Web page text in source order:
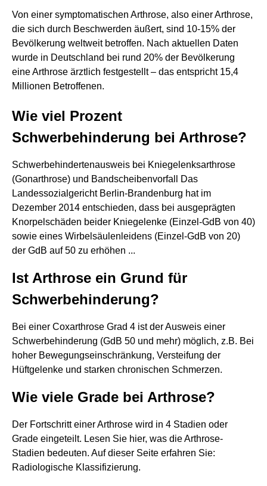
Von einer symptomatischen Arthrose, also einer Arthrose,
die sich durch Beschwerden äußert, sind 10-15% der
Bevölkerung weltweit betroffen. Nach aktuellen Daten
wurde in Deutschland bei rund 20% der Bevölkerung
eine Arthrose ärztlich festgestellt – das entspricht 15,4
Millionen Betroffenen.
Wie viel Prozent
Schwerbehinderung bei Arthrose?
Schwerbehindertenausweis bei Kniegelenksarthrose
(Gonarthrose) und Bandscheibenvorfall Das
Landessozialgericht Berlin-Brandenburg hat im
Dezember 2014 entschieden, dass bei ausgeprägten
Knorpelschäden beider Kniegelenke (Einzel-GdB von 40)
sowie eines Wirbelsäulenleidens (Einzel-GdB von 20)
der GdB auf 50 zu erhöhen ...
Ist Arthrose ein Grund für
Schwerbehinderung?
Bei einer Coxarthrose Grad 4 ist der Ausweis einer
Schwerbehinderung (GdB 50 und mehr) möglich, z.B. Bei
hoher Bewegungseinschränkung, Versteifung der
Hüftgelenke und starken chronischen Schmerzen.
Wie viele Grade bei Arthrose?
Der Fortschritt einer Arthrose wird in 4 Stadien oder
Grade eingeteilt. Lesen Sie hier, was die Arthrose-
Stadien bedeuten. Auf dieser Seite erfahren Sie:
Radiologische Klassifizierung.